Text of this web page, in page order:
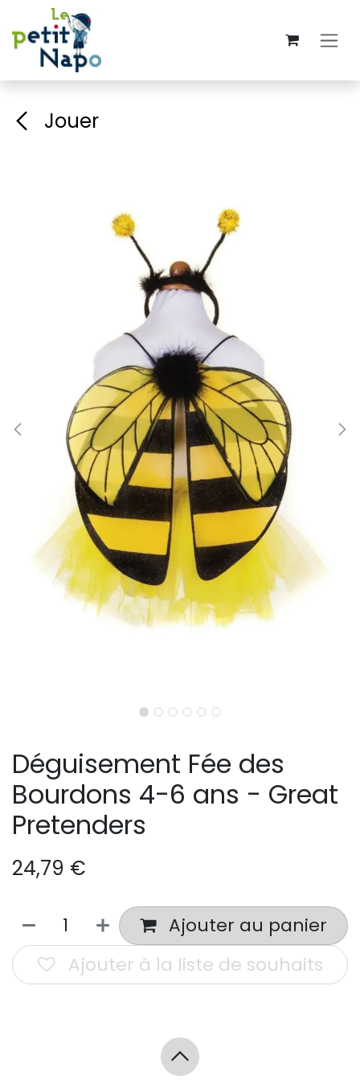
Se rendre au contenu
Jouer
Déguisement Fée des
Bourdons 4-6 ans - Great
Pretenders
24,79 €
Ajouter au panier
Ajouter à la liste de souhaits